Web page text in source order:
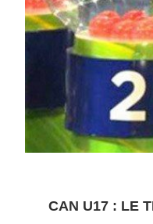
CAN U17 : LE